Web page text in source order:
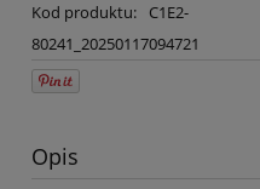
Kod produktu:
C1E2-
80241_20250117094721
Opis